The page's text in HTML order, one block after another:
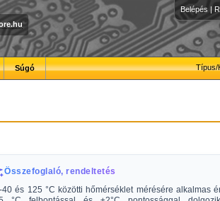
Belépés |
Típus/
Súgó
Összefoglaló, rendeltetés
40 és 125 °C közötti hőmérséklet mérésére alkalmas